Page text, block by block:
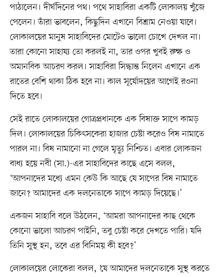
পাঠালেন। দীর্ঘদিনের পথ। পথে সাহাবিরা একটি লোকালয় খুঁজে
পেলেন। তাঁরা ভাবলেন, কিছুদিন এখানে বিশ্রাম নেওয়া যাবে।
লোকালয়ের মানুষ সাহাবিদের মোটেও ভালো চোখে দেখল না।
তারা কোনো সাহায্য তো করলই না, তার ওপর খুবই রুক্ষ ও
অমানবিক আচরণ করল। সাহাবিরা সিদ্ধান্ত নিলেন এখানে এক
রাতের বেশি থাকা ঠিক হবে না। কাল সূর্যোদয়ের আগেই রওনা
দিতে হবে।
সেই রাতে লোকালয়ের গোত্রপ্রধানকে এক বিষাক্ত সাপে কামড়
দিল। লোকালয়ের চিকিৎসকেরা হাজার চেষ্টা করেও বিষ নামাতে
পারল না। বিষ নামানো না গেলে মৃত্যু নিশ্চিত। এবার লোকজন
বাধ্য হয়ে নবী (সা.)-এর সাহাবিদের কাছে এসে বলল,
‘আপনাদের মধ্যে এমন কেউ কি আছে যে সাপের বিষ নামাতে
জানে? আমাদের এক দলনেতাকে সাপে কামড় দিয়েছে।’
একজন সাহাবি বলে উঠলেন, ‘আমরা আপনাদের কাছ থেকে
কোনো ভালো আচরণ পাইনি, তবু চেষ্টা করে দেখতে পারি। যদি
তিনি সুস্থ হন, তবে এর বিনিময় কী হবে?’
লোকালয়ের লোকেরা বলল, ‘যে আমাদের দলনেতাকে সুস্থ করতে